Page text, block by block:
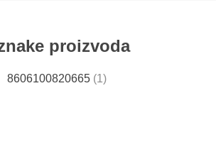
proizvoda
8606100820665 (1)